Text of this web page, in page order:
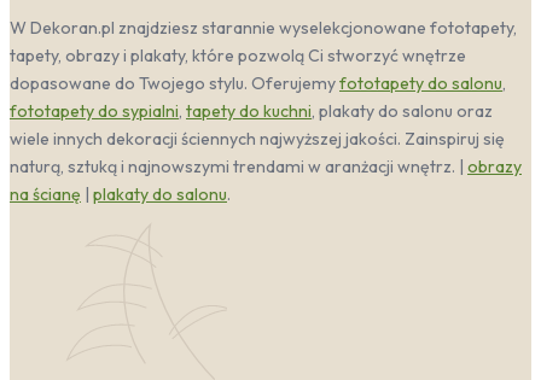
W Dekoran.pl znajdziesz starannie wyselekcjonowane fototapety,
tapety, obrazy i plakaty, które pozwolą Ci stworzyć wnętrze
dopasowane do Twojego stylu. Oferujemyfototapety do salonu,
fototapety do sypialni, tapety do kuchni, plakaty do salonu oraz
wiele innych dekoracji ściennych najwyższej jakości. Zainspiruj się
naturą, sztuką i najnowszymi trendami w aranżacji wnętrz. | obrazy
na ścianę | plakaty do salonu.